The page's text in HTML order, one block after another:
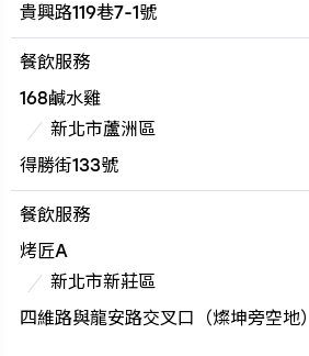
貴興路119巷7-1號
餐飲服務
168鹹水雞
新北市蘆洲區
得勝街133號
餐飲服務
烤匠A
新北市新莊區
四維路與龍安路交叉口（燦坤旁空地）